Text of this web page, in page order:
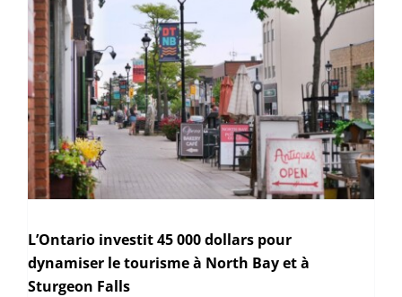
L’Ontario investit 45 000 dollars pour
dynamiser le tourisme à North Bay et à
Sturgeon Falls